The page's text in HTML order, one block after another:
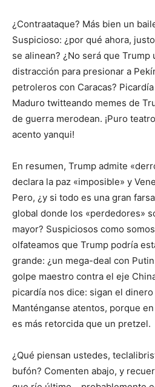
¿Contraataque? Más bien un
Suspicioso: ¿por qué ahora,
se alinean? ¿No será que Trump
distracción para presionar a
petroleros con Caracas?
Maduro twitteando memes de
de guerra merodean. ¡Puro
acento yanqui!
En resumen, Trump admite
declara la paz «imposible» y
Pero, ¿y si todo es una gran
global donde los «perdedores»
mayor? Suspiciosos como
olfateamos que Trump podría
grande: ¿un mega-deal con
golpe maestro contra el eje
picardía nos dice: sigan el
Manténganse atentos, porque
es más retorcida que un pretzel.
¿Qué piensan ustedes,
bufón? Comenten abajo, y